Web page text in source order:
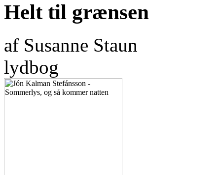
Helt til grænsen
af Susanne Staun
lydbog